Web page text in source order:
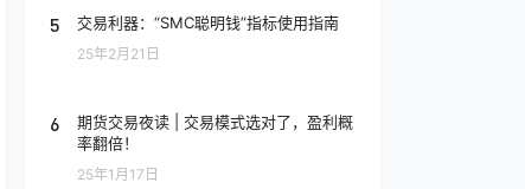
5 交易利器：“SMC聪明钱”指标使用指南
25年2月21日
6
期货交易夜读 | 交易模式选对了，盈利概
率翻倍！
25年1月17日